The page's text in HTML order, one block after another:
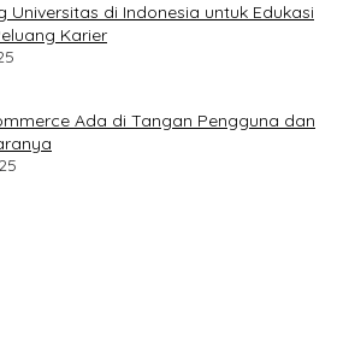
Universitas di Indonesia untuk Edukasi
Karier
Ada di Tangan Pengguna dan